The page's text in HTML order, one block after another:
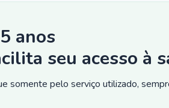
anos
seu acesso à
somente pelo serviço utilizado,